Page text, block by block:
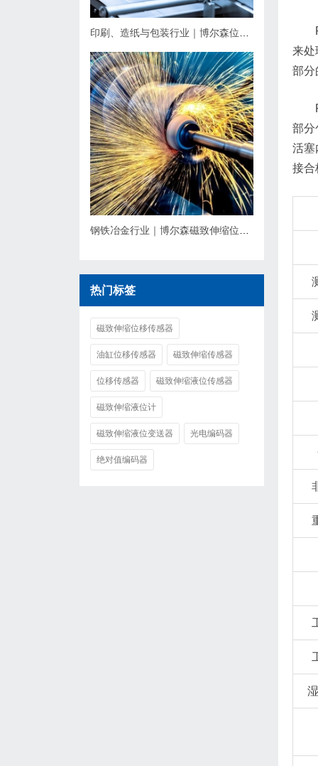
来处
部分
部分
活塞
接合
热门标签
磁致伸缩位移传感器
油缸位移传感器 磁致伸缩传感器
位移传感器 磁致伸缩液位传感器
磁致伸缩液位计
磁致伸缩液位变送器 光电编码器
绝对值编码器